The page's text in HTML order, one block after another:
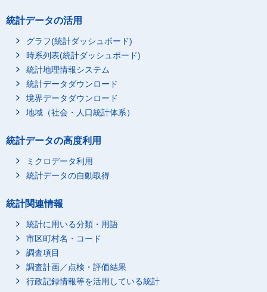
統計データの活用
グラフ(統計ダッシュボード)
時系列表(統計ダッシュボード)
統計地理情報システム
統計データダウンロード
境界データダウンロード
地域（社会・人口統計体系）
統計データの高度利用
ミクロデータ利用
統計データの自動取得
統計関連情報
統計に用いる分類・用語
市区町村名・コード
調査項目
調査計画／点検・評価結果
行政記録情報等を活用している統計